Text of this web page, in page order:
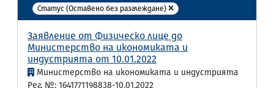
Статус (Оставено без разглеждане)
Заявление от Физическо лице до
Министерство на икономиката и
индустрията от 10.01.2022
Министерство на икономиката и индустрията
Рег. №: 1641771198838-10.01.2022